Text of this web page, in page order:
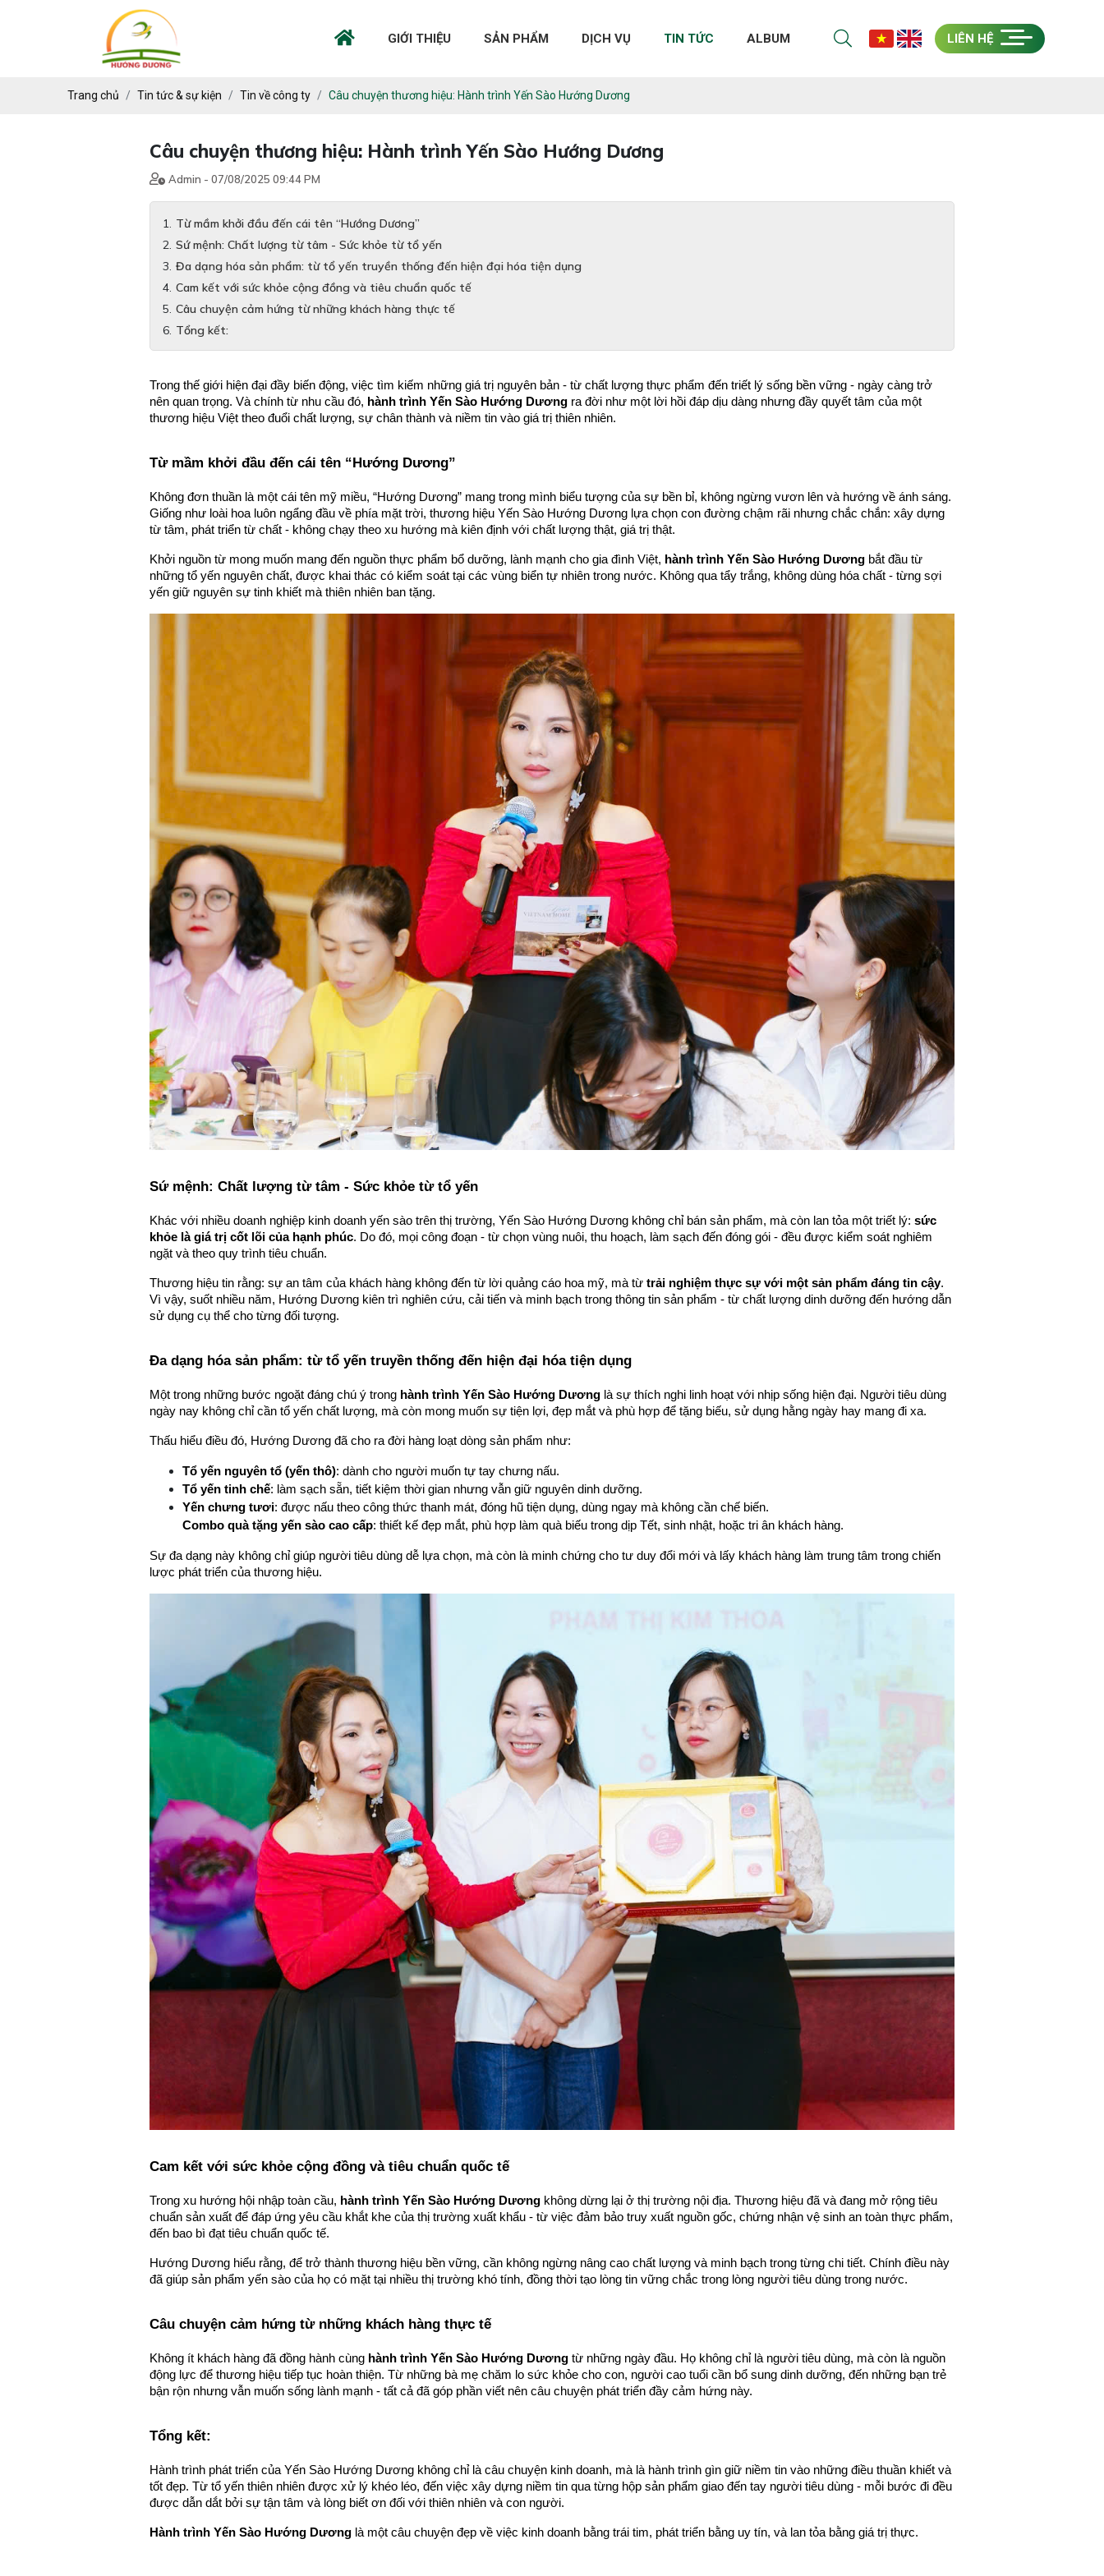
GIỚI THIỆU SẢN PHẨM DỊCH VỤ TIN TỨC ALBUM LIÊN HỆ
Trang chủ Tin tức & sự kiện Tin về công ty Câu chuyện thương hiệu: Hành trình Yến Sào Hướng Dương
Câu chuyện thương hiệu: Hành trình Yến Sào Hướng Dương
Admin - 07/08/2025 09:44 PM
Từ mầm khởi đầu đến cái tên “Hướng Dương”
Sứ mệnh: Chất lượng từ tâm - Sức khỏe từ tổ yến
Đa dạng hóa sản phẩm: từ tổ yến truyền thống đến hiện đại hóa tiện dụng
Cam kết với sức khỏe cộng đồng và tiêu chuẩn quốc tế
Câu chuyện cảm hứng từ những khách hàng thực tế
Tổng kết:
Trong thế giới hiện đại đầy biến động, việc tìm kiếm những giá trị nguyên bản - từ chất lượng thực phẩm đến triết lý sống bền vững - ngày càng trở
nên quan trọng. Và chính từ nhu cầu đó, hành trình Yến Sào Hướng Dương ra đời như một lời hồi đáp dịu dàng nhưng đầy quyết tâm của một
thương hiệu Việt theo đuổi chất lượng, sự chân thành và niềm tin vào giá trị thiên nhiên.
Từ mầm khởi đầu đến cái tên “Hướng Dương”
Không đơn thuần là một cái tên mỹ miều, “Hướng Dương” mang trong mình biểu tượng của sự bền bỉ, không ngừng vươn lên và hướng về ánh sáng.
Giống như loài hoa luôn ngẩng đầu về phía mặt trời, thương hiệu Yến Sào Hướng Dương lựa chọn con đường chậm rãi nhưng chắc chắn: xây dựng
từ tâm, phát triển từ chất - không chạy theo xu hướng mà kiên định với chất lượng thật, giá trị thật.
Khởi nguồn từ mong muốn mang đến nguồn thực phẩm bổ dưỡng, lành mạnh cho gia đình Việt, hành trình Yến Sào Hướng Dương bắt đầu từ
những tổ yến nguyên chất, được khai thác có kiểm soát tại các vùng biển tự nhiên trong nước. Không qua tẩy trắng, không dùng hóa chất - từng sợi
yến giữ nguyên sự tinh khiết mà thiên nhiên ban tặng.
Sứ mệnh: Chất lượng từ tâm - Sức khỏe từ tổ yến
Khác với nhiều doanh nghiệp kinh doanh yến sào trên thị trường, Yến Sào Hướng Dương không chỉ bán sản phẩm, mà còn lan tỏa một triết lý: sức
khỏe là giá trị cốt lõi của hạnh phúc. Do đó, mọi công đoạn - từ chọn vùng nuôi, thu hoạch, làm sạch đến đóng gói - đều được kiểm soát nghiêm
ngặt và theo quy trình tiêu chuẩn.
Thương hiệu tin rằng: sự an tâm của khách hàng không đến từ lời quảng cáo hoa mỹ, mà từ trải nghiệm thực sự với một sản phẩm đáng tin cậy.
Vì vậy, suốt nhiều năm, Hướng Dương kiên trì nghiên cứu, cải tiến và minh bạch trong thông tin sản phẩm - từ chất lượng dinh dưỡng đến hướng dẫn
sử dụng cụ thể cho từng đối tượng.
Đa dạng hóa sản phẩm: từ tổ yến truyền thống đến hiện đại hóa tiện dụng
Một trong những bước ngoặt đáng chú ý trong hành trình Yến Sào Hướng Dương là sự thích nghi linh hoạt với nhịp sống hiện đại. Người tiêu dùng
ngày nay không chỉ cần tổ yến chất lượng, mà còn mong muốn sự tiện lợi, đẹp mắt và phù hợp để tặng biếu, sử dụng hằng ngày hay mang đi xa.
Thấu hiểu điều đó, Hướng Dương đã cho ra đời hàng loạt dòng sản phẩm như:
Tổ yến nguyên tổ (yến thô): dành cho người muốn tự tay chưng nấu.
Tổ yến tinh chế: làm sạch sẵn, tiết kiệm thời gian nhưng vẫn giữ nguyên dinh dưỡng.
Yến chưng tươi: được nấu theo công thức thanh mát, đóng hũ tiện dụng, dùng ngay mà không cần chế biến.
Combo quà tặng yến sào cao cấp: thiết kế đẹp mắt, phù hợp làm quà biếu trong dịp Tết, sinh nhật, hoặc tri ân khách hàng.
Sự đa dạng này không chỉ giúp người tiêu dùng dễ lựa chọn, mà còn là minh chứng cho tư duy đổi mới và lấy khách hàng làm trung tâm trong chiến
lược phát triển của thương hiệu.
Cam kết với sức khỏe cộng đồng và tiêu chuẩn quốc tế
Trong xu hướng hội nhập toàn cầu, hành trình Yến Sào Hướng Dương không dừng lại ở thị trường nội địa. Thương hiệu đã và đang mở rộng tiêu
chuẩn sản xuất để đáp ứng yêu cầu khắt khe của thị trường xuất khẩu - từ việc đảm bảo truy xuất nguồn gốc, chứng nhận vệ sinh an toàn thực phẩm,
đến bao bì đạt tiêu chuẩn quốc tế.
Hướng Dương hiểu rằng, để trở thành thương hiệu bền vững, cần không ngừng nâng cao chất lượng và minh bạch trong từng chi tiết. Chính điều này
đã giúp sản phẩm yến sào của họ có mặt tại nhiều thị trường khó tính, đồng thời tạo lòng tin vững chắc trong lòng người tiêu dùng trong nước.
Câu chuyện cảm hứng từ những khách hàng thực tế
Không ít khách hàng đã đồng hành cùng hành trình Yến Sào Hướng Dương từ những ngày đầu. Họ không chỉ là người tiêu dùng, mà còn là nguồn
động lực để thương hiệu tiếp tục hoàn thiện. Từ những bà mẹ chăm lo sức khỏe cho con, người cao tuổi cần bổ sung dinh dưỡng, đến những bạn trẻ
bận rộn nhưng vẫn muốn sống lành mạnh - tất cả đã góp phần viết nên câu chuyện phát triển đầy cảm hứng này.
Tổng kết:
Hành trình phát triển của Yến Sào Hướng Dương không chỉ là câu chuyện kinh doanh, mà là hành trình gìn giữ niềm tin vào những điều thuần khiết và
tốt đẹp. Từ tổ yến thiên nhiên được xử lý khéo léo, đến việc xây dựng niềm tin qua từng hộp sản phẩm giao đến tay người tiêu dùng - mỗi bước đi đều
được dẫn dắt bởi sự tận tâm và lòng biết ơn đối với thiên nhiên và con người.
Hành trình Yến Sào Hướng Dương là một câu chuyện đẹp về việc kinh doanh bằng trái tim, phát triển bằng uy tín, và lan tỏa bằng giá trị thực.